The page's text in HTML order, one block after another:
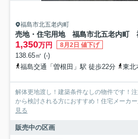
福島市北五老内町
1,350万円 8月2日 値下げ
138.65㎡ (-)
福島交通「曽根田」駅 徒歩22分
東北
解体更地渡し！建築条件なしの物件です！
から検討される方におすすめ！住宅メーカ
見る
販売中の区画